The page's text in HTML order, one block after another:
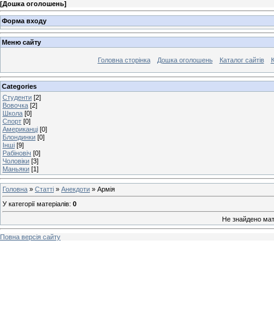
[Дошка оголошень]
Форма входу
Меню сайту
Головна сторінка Дошка оголошень Каталог сайтів
Categories
Студенти [2]
Вовочка [2]
Школа [0]
Спорт [0]
Американці [0]
Блондинки [0]
Інші [9]
Рабіновіч [0]
Чоловіки [3]
Маньяки [1]
Головна » Статті » Анекдоти » Армія
У категорії матеріалів: 0
Не знайдено
Повна версія сайту